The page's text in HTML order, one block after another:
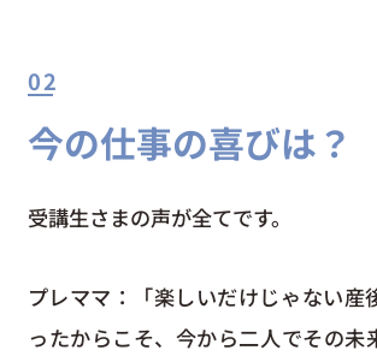
02
今の仕事の喜びは？
受講生さまの声が全てです。
プレママ：「楽しいだけじゃない産
ったからこそ、今から二人でその未